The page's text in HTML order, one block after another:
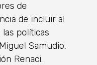
de
de incluir al
políticas
Samudio,
Renaci.